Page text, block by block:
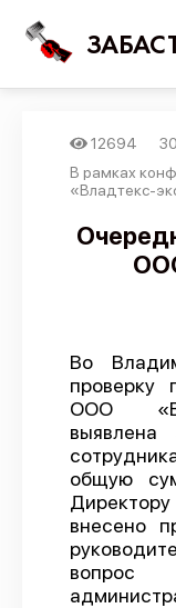
12694
В рамках
«Владтекс-
Во
проверку
ООО
выявлена
общую
внесено